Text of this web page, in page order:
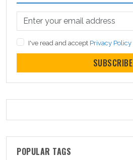
I've read and accept Privacy Policy
SUBSCRIBE
POPULAR TAGS